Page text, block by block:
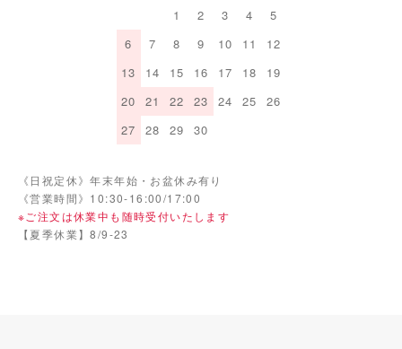
1
2 3 4
5
6
7 8 9 10 11
12
13
14 15 16 17 18
19
20
21 22 23 24 25
26
27
28 29 30
《日祝定休》年末年始・お盆休み有り
《営業時間》10:30-16:00/17:00
※ご注文は休業中も随時受付いたします
【夏季休業】8/9-23